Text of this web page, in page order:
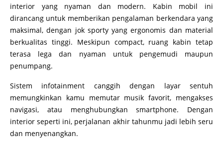
interior yang nyaman dan modern. Kabin mobil ini
dirancang untuk memberikan pengalaman berkendara yang
maksimal, dengan jok sporty yang ergonomis dan material
berkualitas tinggi. Meskipun compact, ruang kabin tetap
terasa lega dan nyaman untuk pengemudi maupun
penumpang.
Sistem infotainment canggih dengan layar sentuh
memungkinkan kamu memutar musik favorit, mengakses
navigasi, atau menghubungkan smartphone. Dengan
interior seperti ini, perjalanan akhir tahunmu jadi lebih seru
dan menyenangkan.